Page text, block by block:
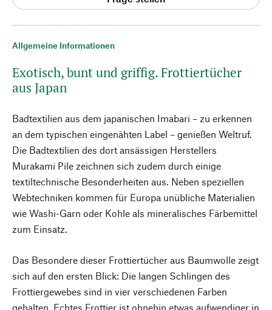
Allgemeine Informationen
Exotisch, bunt und griffig. Frottiertücher
aus Japan
Badtextilien aus dem japanischen Imabari – zu erkennen
an dem typischen eingenähten Label – genießen Weltruf.
Die Badtextilien des dort ansässigen Herstellers
Murakami Pile zeichnen sich zudem durch einige
textiltechnische Besonderheiten aus. Neben speziellen
Webtechniken kommen für Europa unübliche Materialien
wie Washi-Garn oder Kohle als mineralisches Färbemittel
zum Einsatz.
Das Besondere dieser Frottiertücher aus Baumwolle zeigt
sich auf den ersten Blick: Die langen Schlingen des
Frottiergewebes sind in vier verschiedenen Farben
gehalten. Echtes Frottier ist ohnehin etwas aufwendiger in